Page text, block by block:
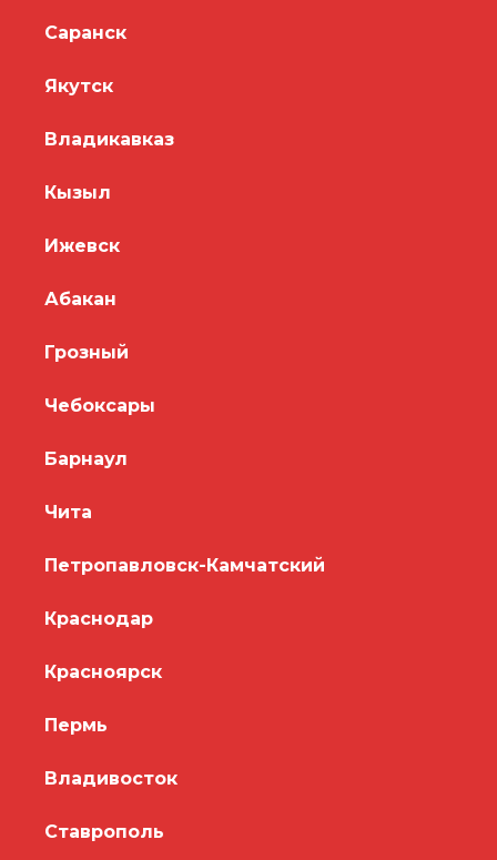
Саранск
Якутск
Владикавказ
Кызыл
Ижевск
Абакан
Грозный
Чебоксары
Барнаул
Чита
Петропавловск-Камчатский
Краснодар
Красноярск
Пермь
Владивосток
Ставрополь